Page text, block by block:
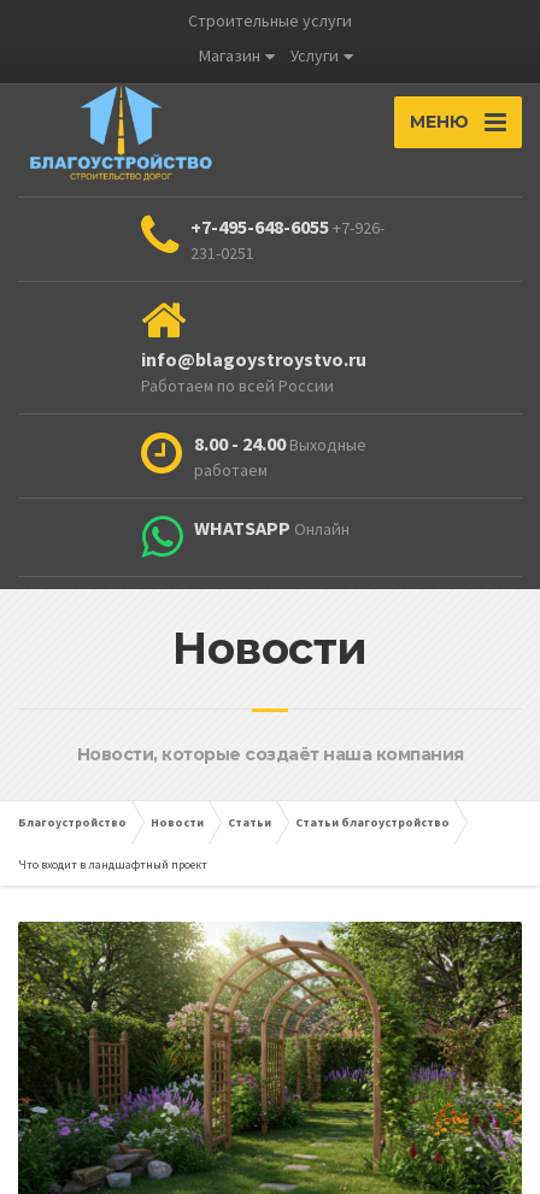
Строительные услуги
Магазин
Услуги
МЕНЮ
+7-495-648-6055+7-926-
231-0251
info@blagoystroystvo.ru
Работаем по всей России
8.00 - 24.00 Выходные
работаем
WHATSAPP Онлайн
Новости
Новости, которые создаёт наша компания
Благоустройство Новости Статьи Статьи благоустройство
Что входит в ландшафтный проект